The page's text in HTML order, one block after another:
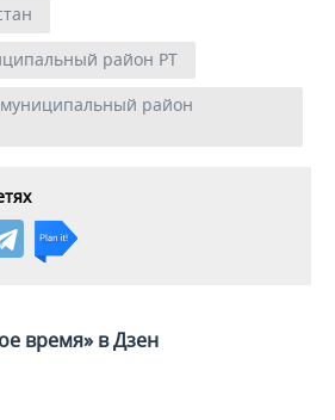
район РТ
район
время» в Дзен